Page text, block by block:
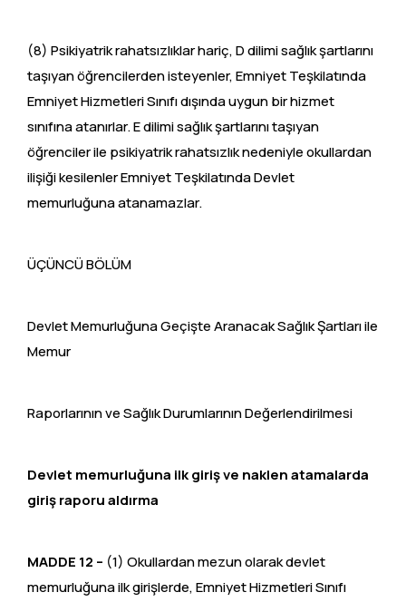
(8) Psikiyatrik rahatsızlıklar hariç, D dilimi sağlık şartlarını
taşıyan öğrencilerden isteyenler, Emniyet Teşkilatında
Emniyet Hizmetleri Sınıfı dışında uygun bir hizmet
sınıfına atanırlar. E dilimi sağlık şartlarını taşıyan
öğrenciler ile psikiyatrik rahatsızlık nedeniyle okullardan
ilişiği kesilenler Emniyet Teşkilatında Devlet
memurluğuna atanamazlar.
ÜÇÜNCÜ BÖLÜM
Devlet Memurluğuna Geçişte Aranacak Sağlık Şartları ile
Memur
Raporlarının ve Sağlık Durumlarının Değerlendirilmesi
Devlet memurluğuna ilk giriş ve naklen atamalarda
giriş raporu aldırma
MADDE 12 – (1) Okullardan mezun olarak devlet
memurluğuna ilk girişlerde, Emniyet Hizmetleri Sınıfı